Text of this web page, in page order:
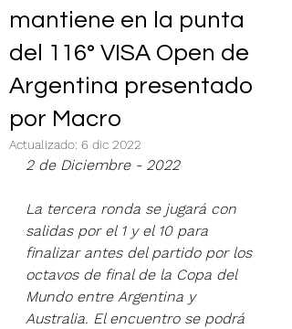
mantiene en la punta
del 116° VISA Open de
Argentina presentado
por Macro
Actualizado: 6 dic 2022
2 de Diciembre - 2022
La tercera ronda se jugará con
salidas por el 1 y el 10 para
finalizar antes del partido por los
octavos de final de la Copa del
Mundo entre Argentina y
Australia. El encuentro se podrá